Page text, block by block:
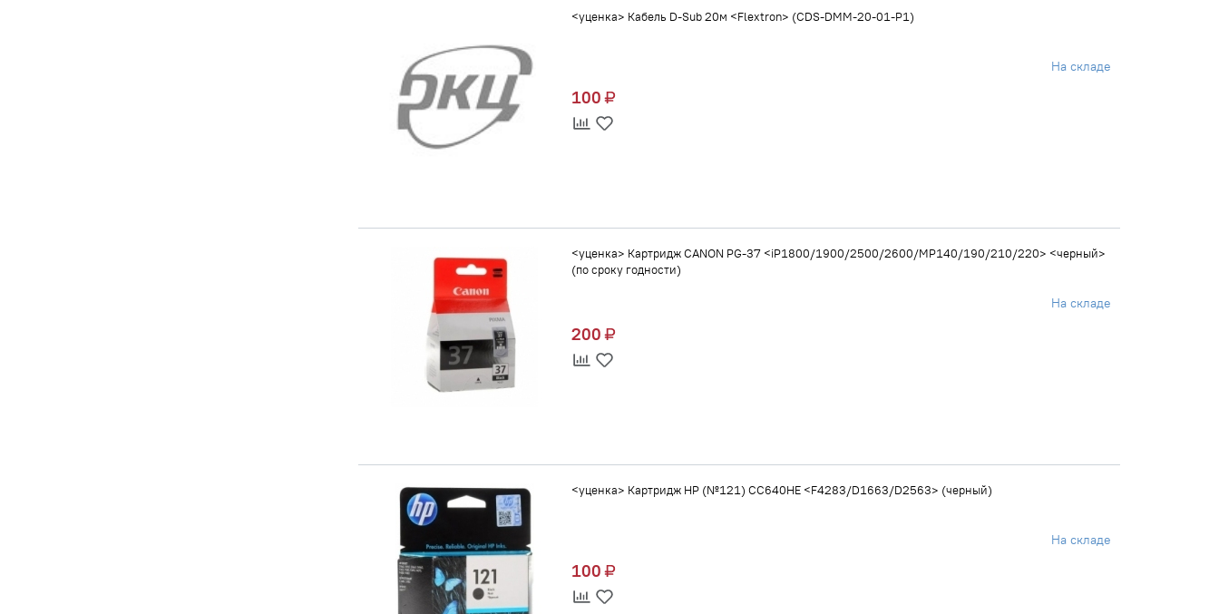
<уценка> Кабель D-Sub 20м <Flextron> (CDS-DMM-20-01-P1)
На складе
100
<уценка> Картридж CANON PG-37 <iP1800/1900/2500/2600/MP140/190/210/220> <черный>
(по сроку годности)
На складе
200
<уценка> Картридж HP (№121) CC640HE <F4283/D1663/D2563> (черный)
На складе
100